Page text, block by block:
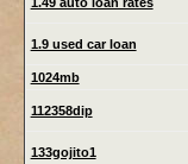
1.9 used car loan
1024mb
112358dip
133gojito1